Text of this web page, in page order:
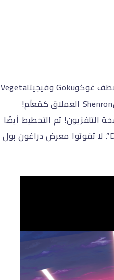
سيشارك “دراغون بول Dragon Ball” المشهور عالميًا! يصطف غوكوGoku وفيجيتاVegeta
وغوهانGohan وپيكولوPiccolo مع بالون التنين شينرونShenron العملاق كمَعلَم!
التلفزيون! تم التخطيط أيضًا
لزاوية لتجربة لعبة البلايستيشن 4 “Dragon Ball FighterZ”. لا تفوتوا معرض دراغون بول